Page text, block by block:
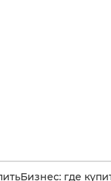
Бизнес: где